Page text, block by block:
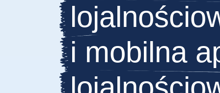
Moduły organizatora
Narzędzia do szybkiej i wygodnej obsługi programu
lojalnościowego
i mobilna